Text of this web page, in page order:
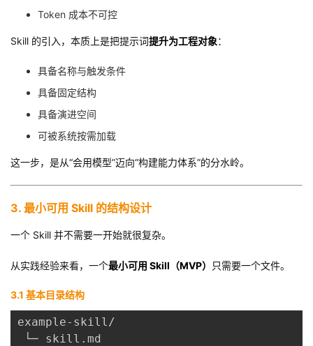
Token 成本不可控
Skill 的引入，本质上是把提示词提升为工程对象：
具备名称与触发条件
具备固定结构
具备演进空间
可被系统按需加载
这一步，是从“会用模型”迈向“构建能力体系”的分水岭。
3. 最小可用 Skill 的结构设计
一个 Skill 并不需要一开始就很复杂。
从实践经验来看，一个最小可用 Skill（MVP） 只需要一个文件。
3.1 基本目录结构
example-skill/
└─ skill.md